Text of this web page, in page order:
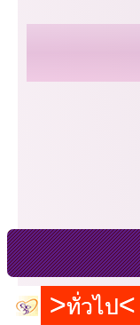
ทั่วไป